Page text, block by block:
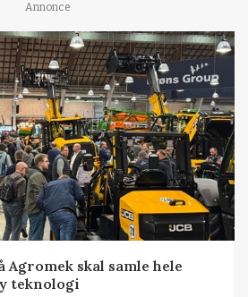
Annonce
skal samle hele
teknologi